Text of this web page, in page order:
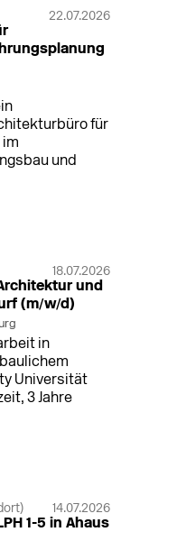
22.07.2026
für
im
und
18.07.2026
und
(m/w/d)
in
Universität
3 Jahre
14.07.2026
1-5 in Ahaus